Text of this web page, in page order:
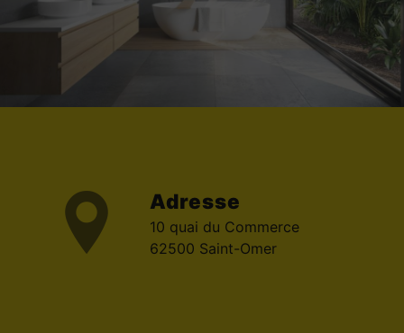
Adresse
10 quai du Commerce
62500 Saint-Omer